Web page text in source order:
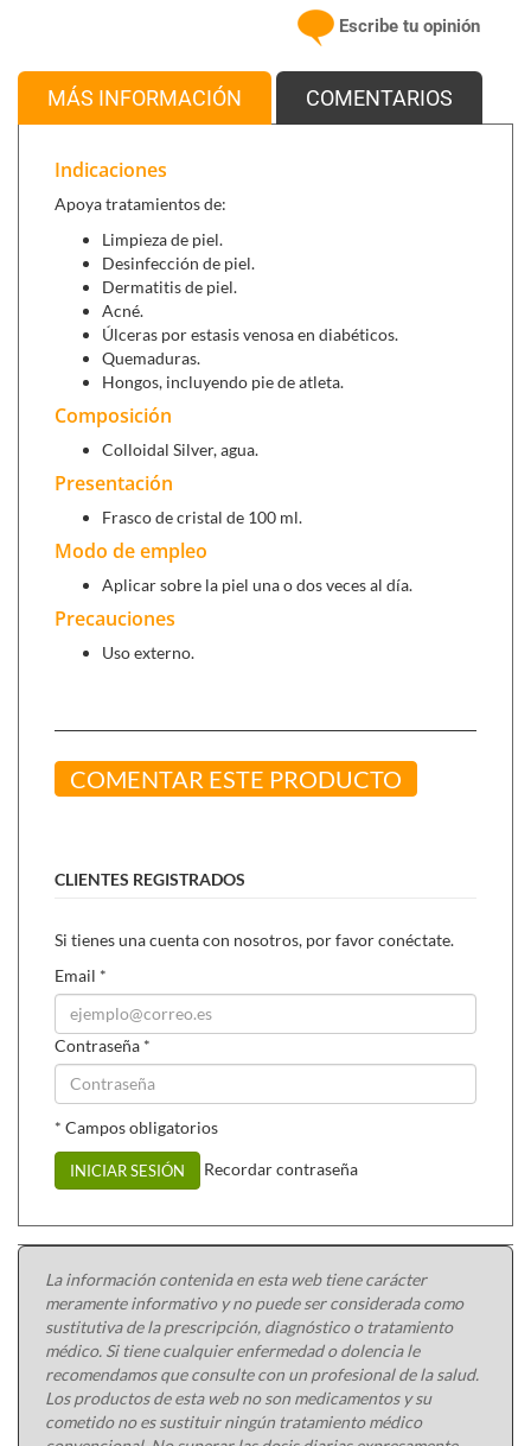
una continua, normalmente fluida, y otra dispersa en forma
de partículas, por lo general sólidas; en este caso se trata de
la plata metálica. Las partículas son tan pequeñas que no se
pueden ver.
Este coloide se elabora por electrolisis, por medio de dos
electrodos de plata y agua destilada y desmineralizada por la
que circula una corriente eléctrica de bajo potencial. No es un
método químico, sino físico, y solo interviene el agua
destilada y la corriente eléctrica.
La plata coloidal apoya tratamientos de:
Limpieza de
Desinfección de piel.
Dermatitis de piel.
Acné.
Úlceras por estasis venosa en diabéticos.
Quemaduras.
Se puede combinar con:
Bioderm - Aceite de árbol del té 100% puro (15
Para el cuidado de la piel: granos, heridas,
picaduras, hongos.
Gel de aloe vera y aceite rosa mosqueta (500
Escribe tu opinión
MÁS INFORMACIÓN COMENTARIOS
Indicaciones
Apoya tratamientos de:
Limpieza de piel.
Desinfección de piel.
Dermatitis de piel.
Acné.
Úlceras por estasis venosa en diabéticos.
Quemaduras.
Hongos, incluyendo pie de atleta.
Composición
Colloidal Silver, agua.
Presentación
Frasco de cristal de 100 ml.
Modo de empleo
Aplicar sobre la piel una o dos veces al día.
Precauciones
Uso externo.
COMENTAR ESTE PRODUCTO
CLIENTES REGISTRADOS
Si tienes una cuenta con nosotros, por favor conéctate.
Email *
Contraseña *
* Campos obligatorios
INICIAR SESIÓN Recordar contraseña
La información contenida en esta web tiene carácter
meramente informativo y no puede ser considerada como
sustitutiva de la prescripción, diagnóstico o tratamiento
médico. Si tiene cualquier enfermedad o dolencia le
recomendamos que consulte con un profesional de la salud.
Los productos de esta web no son medicamentos y su
cometido no es sustituir ningún tratamiento médico